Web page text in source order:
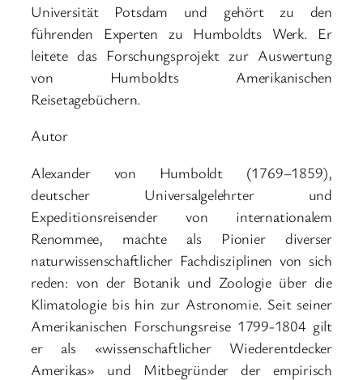
Universität Potsdam und gehört zu den
führenden Experten zu Humboldts Werk. Er
leitete das Forschungsprojekt zur Auswertung
von Humboldts Amerikanischen
Reisetagebüchern.
Autor
Alexander von Humboldt (1769–1859),
deutscher Universalgelehrter und
Expeditionsreisender von internationalem
Renommee, machte als Pionier diverser
naturwissenschaftlicher Fachdisziplinen von sich
reden: von der Botanik und Zoologie über die
Klimatologie bis hin zur Astronomie. Seit seiner
Amerikanischen Forschungsreise 1799-1804 gilt
er als «wissenschaftlicher Wiederentdecker
Amerikas» und Mitbegründer der empirisch